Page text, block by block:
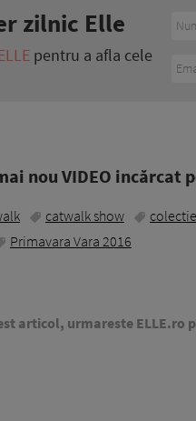
zilnic Elle
pentru a afla cele
nou VIDEO incărcat
catwalk show colectie
Primavara Vara 2016
articol, urmareste ELLE.ro